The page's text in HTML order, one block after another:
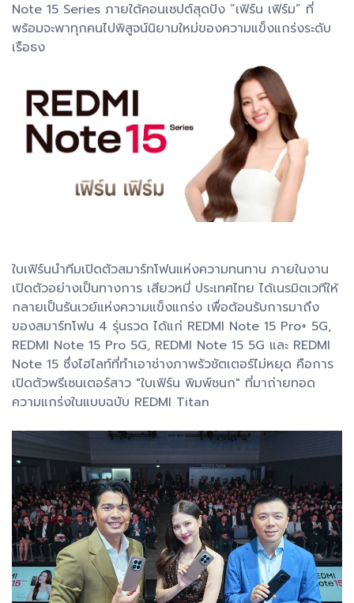
Note 15 Series ภายใต้คอนเซปต์สุดปัง “เฟิร์น เฟิร์ม” ที่
พร้อมจะพาทุกคนไปพิสูจน์นิยามใหม่ของความแข็งแกร่งระดับ
เรือธง
ใบเฟิร์นนำทีมเปิดตัวสมาร์ทโฟนแห่งความทนทาน ภายในงาน
เปิดตัวอย่างเป็นทางการ เสียวหมี่ ประเทศไทย ได้เนรมิตเวทีให้
กลายเป็นรันเวย์แห่งความแข็งแกร่ง เพื่อต้อนรับการมาถึง
ของสมาร์ทโฟน 4 รุ่นรวด ได้แก่ REDMI Note 15 Pro+ 5G,
REDMI Note 15 Pro 5G, REDMI Note 15 5G และ REDMI
Note 15 ซึ่งไฮไลท์ที่ทำเอาช่างภาพรัวชัตเตอร์ไม่หยุด คือการ
เปิดตัวพรีเซนเตอร์สาว "ใบเฟิร์น พิมพ์ชนก" ที่มาถ่ายทอด
ความแกร่งในแบบฉบับ REDMI Titan